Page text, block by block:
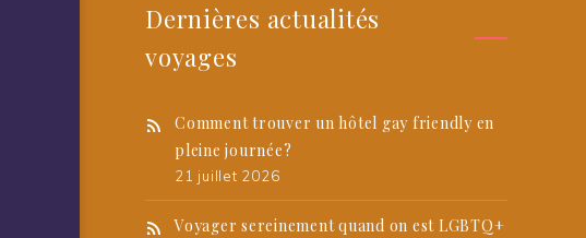
Dernières actualités
voyages
Comment trouver un hôtel gay friendly en
pleine journée?
21 juillet 2026
Voyager sereinement quand on est LGBTQ+